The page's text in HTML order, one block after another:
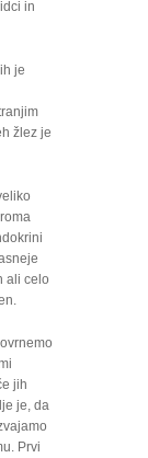
in
je
žlez je
ali celo
jih
je, da
Prvi